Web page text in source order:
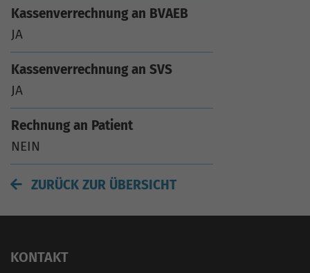
Kassenverrechnung an BVAEB
JA
Kassenverrechnung an SVS
JA
Rechnung an Patient
NEIN
ZURÜCK ZUR ÜBERSICHT
KONTAKT